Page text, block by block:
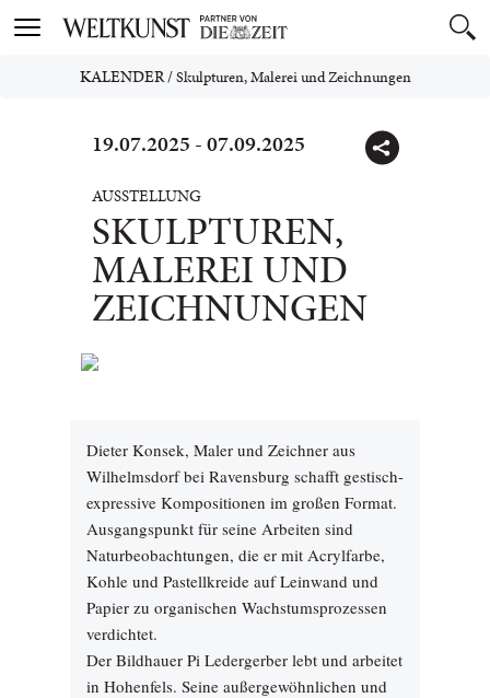
Toggle
KALENDER/Skulpturen, Malerei und Zeichnungen
19.07.2025 - 07.09.2025
AUSSTELLUNG
SKULPTUREN,
MALEREI UND
ZEICHNUNGEN
Dieter Konsek, Maler und Zeichner aus
Wilhelmsdorf bei Ravensburg schafft gestisch-
expressive Kompositionen im großen Format.
Ausgangspunkt für seine Arbeiten sind
Naturbeobachtungen, die er mit Acrylfarbe,
Kohle und Pastellkreide auf Leinwand und
Papier zu organischen Wachstumsprozessen
verdichtet.
Der Bildhauer Pi Ledergerber lebt und arbeitet
in Hohenfels. Seine außergewöhnlichen und